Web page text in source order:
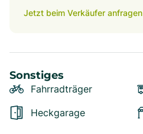
Jetzt beim Verkäufer anfragen
Sonstiges
Fahrradträger
Heckgarage